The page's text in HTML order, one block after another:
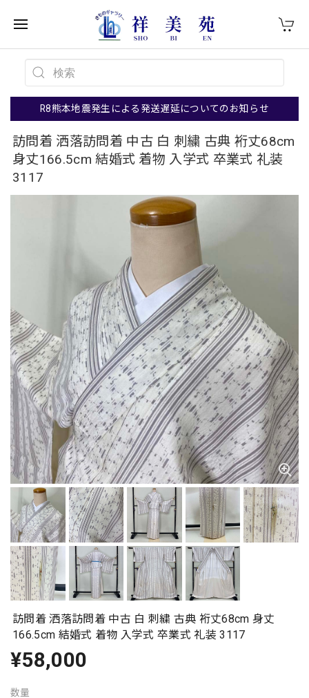
R8熊本地震発生による発送遅延についてのお知らせ
訪問着 洒落訪問着 中古 白 刺繍 古典 裄丈68cm
身丈166.5cm 結婚式 着物 入学式 卒業式 礼装
3117
訪問着 洒落訪問着 中古 白 刺繍 古典 裄丈68cm 身丈
166.5cm 結婚式 着物 入学式 卒業式 礼装 3117
¥58,000
数量